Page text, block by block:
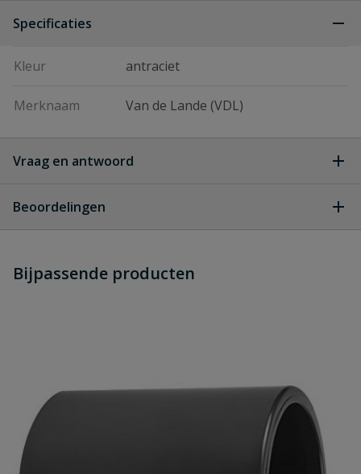
Specificaties
Kleur antraciet
Merknaam Van de Lande (VDL)
Vraag en antwoord
dit product?
Beoordelingen
Schrijf zelf een beoordeling
Bijpassende producten